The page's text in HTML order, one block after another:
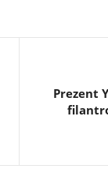
Prezent